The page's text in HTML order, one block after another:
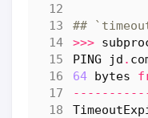
##
>>>
PING
jd .
64 bytes